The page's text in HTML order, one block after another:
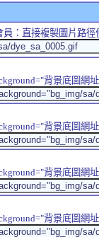
員：直接複製圖片路
背景底圖網
背景底圖網
背景底圖網
背景底圖網